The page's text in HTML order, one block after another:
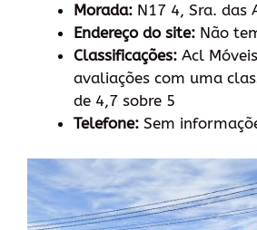
Morada: N17 4, Sra. das
Endereço do site: Não
Classificações: Acl
avaliações com uma
de 4,7 sobre 5
Telefone: Sem